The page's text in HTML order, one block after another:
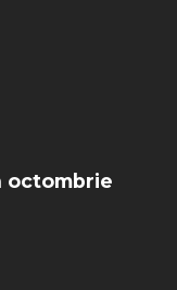
octombrie